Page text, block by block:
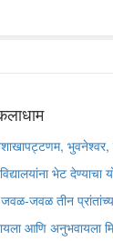
भुवनेश्वर,
भेट देण्याचा
जवळ-जवळ तीन
आणि अनुभवायला